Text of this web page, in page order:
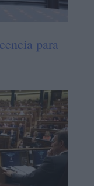
para